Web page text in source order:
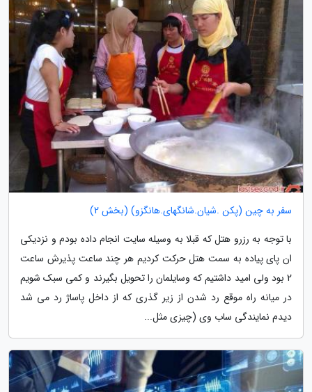
سفر به چین (پکن .شیان.شانگهای.هانگزو) (بخش 2)
با توجه به رزرو هتل که قبلا به وسیله سایت انجام داده بودم و نزدیکی
ان پای پیاده به سمت هتل حرکت کردیم هر چند ساعت پذیرش ساعت
2 بود ولی امید داشتیم که وسایلمان را تحویل بگیرند و کمی سبک شویم
در میانه راه موقع رد شدن از زیر گذری که از داخل پاساژ رد می شد
دیدم نمایندگی ساب وی (چیزی مثل...